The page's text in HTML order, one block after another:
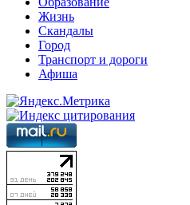
Жизнь
Скандалы
Город
Транспорт и дороги
Афиша